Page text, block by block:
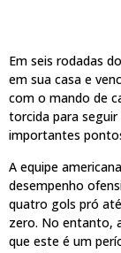
Em seis rodadas
em sua casa e
com o mando de
torcida para
importantes
A equipe
desempenho
quatro gols pró
zero. No entanto,
que este é um